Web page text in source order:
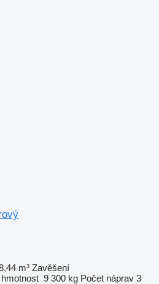
m³ Zavěšení
9 300 kg Počet náprav 3